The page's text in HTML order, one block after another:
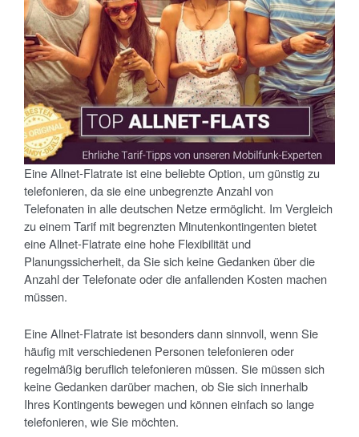
Eine Allnet-Flatrate ist eine beliebte Option, um günstig zu
telefonieren, da sie eine unbegrenzte Anzahl von
Telefonaten in alle deutschen Netze ermöglicht. Im Vergleich
zu einem Tarif mit begrenzten Minutenkontingenten bietet
eine Allnet-Flatrate eine hohe Flexibilität und
Planungssicherheit, da Sie sich keine Gedanken über die
Anzahl der Telefonate oder die anfallenden Kosten machen
müssen.
Eine Allnet-Flatrate ist besonders dann sinnvoll, wenn Sie
häufig mit verschiedenen Personen telefonieren oder
regelmäßig beruflich telefonieren müssen. Sie müssen sich
keine Gedanken darüber machen, ob Sie sich innerhalb
Ihres Kontingents bewegen und können einfach so lange
telefonieren, wie Sie möchten.